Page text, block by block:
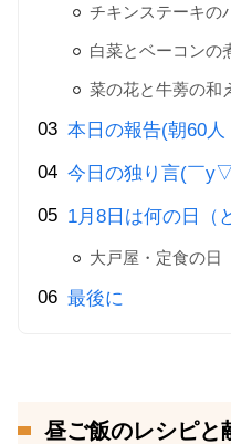
チキンステーキの
白菜とベーコンの
菜の花と牛蒡の和
本日の報告(朝60
今日の独り言(￣
1月8日は何の日（
大戸屋・定食の日
最後に
昼ご飯のレシピと